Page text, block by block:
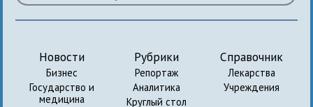
Новости
Бизнес
Государство и
медицина
Рубрики
Репортаж
Аналитика
Круглый стол
Справочник
Лекарства
Учреждения